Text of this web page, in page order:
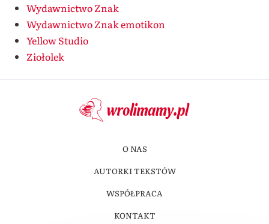
Wydawnictwo Znak
Wydawnictwo Znak emotikon
Yellow Studio
Ziołolek
O NAS
AUTORKI TEKSTÓW
WSPÓŁPRACA
KONTAKT